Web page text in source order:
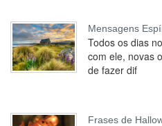
Mensagens
Todos os dias
com ele, novas
de fazer dif
Frases de